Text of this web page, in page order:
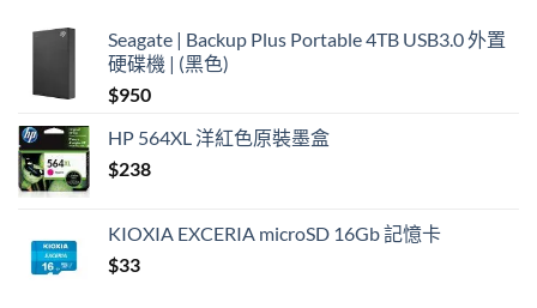
Seagate | Backup Plus Portable 4TB USB3.0 外置
硬碟機 | (黑色)
$950
HP 564XL 洋紅色原裝墨盒
$238
KIOXIA EXCERIA microSD 16Gb 記憶卡
$33